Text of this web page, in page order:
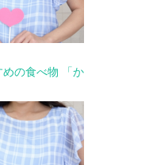
の食べ物 「か